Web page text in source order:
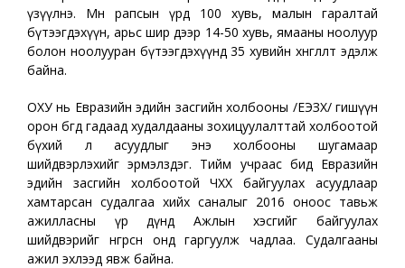
үзүүлнэ. Мөн рапсын үрд 100 хувь, малын гаралтай
бүтээгдэхүүн, арьс шир дээр 14-50 хувь, ямааны ноолуур
болон ноолууран бүтээгдэхүүнд 35 хувийн хөнгөлөлт эдэлж
байна.
ОХУ нь Евразийн эдийн засгийн холбооны /ЕЭЗХ/ гишүүн
орон бөгөөд гадаад худалдааны зохицуулалттай холбоотой
бүхий л асуудлыг энэ холбооны шугамаар
шийдвэрлэхийг эрмэлздэг. Тийм учраас бид Евразийн
эдийн засгийн холбоотой ЧХХ байгуулах асуудлаар
хамтарсан судалгаа хийх саналыг 2016 оноос тавьж
ажилласны үр дүнд Ажлын хэсгийг байгуулах
шийдвэрийг өнгөрсөн онд гаргуулж чадлаа. Судалгааны
ажил эхлээд явж байна.